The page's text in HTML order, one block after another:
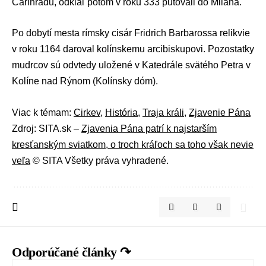
Carihradu, odkiaľ potom v roku 333 putovali do Milána.
Po dobytí mesta rímsky cisár Fridrich Barbarossa relikvie
v roku 1164 daroval kolínskemu arcibiskupovi. Pozostatky
mudrcov sú odvtedy uložené v Katedrále svätého Petra v
Kolíne nad Rýnom (Kolínsky dóm).
Viac k témam: Cirkev, História, Traja králi, Zjavenie Pána
Zdroj: SITA.sk – Zjavenia Pána patrí k najstarším
kresťanským sviatkom, o troch kráľoch sa toho však nevie
veľa © SITA Všetky práva vyhradené.
Odporúčané články ↷